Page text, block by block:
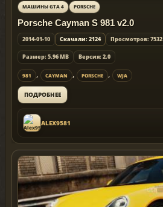
МАШИНЫ GTA 4 PORSCHE
Porsche Cayman S 981 v2.0
2014-01-10 Скачали: 2124 Просмотров: 7532
Размер: 5.96 MB Версия: 2.0
981 , CAYMAN , PORSCHE , WJA
ПОДРОБНЕЕ
ALEX9581